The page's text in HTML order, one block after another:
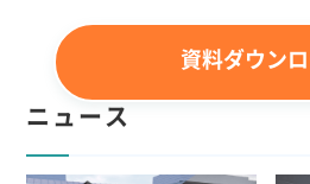
資料ダウン
ニュース